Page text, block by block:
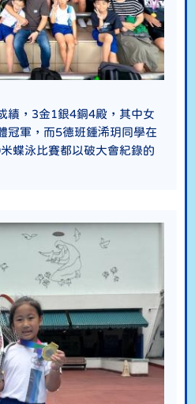
績，3金1銀4銅4殿，其中女
冠軍，而5德班鍾浠玥同學在
蝶泳比賽都以破大會紀錄的